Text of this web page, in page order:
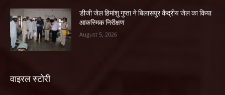
डीजी जेल हिमांशु गुप्ता ने बिलासपुर केंद्रीय जेल का किया
आकस्मिक निरीक्षण
August 5, 2026
वाइरल स्टोरी